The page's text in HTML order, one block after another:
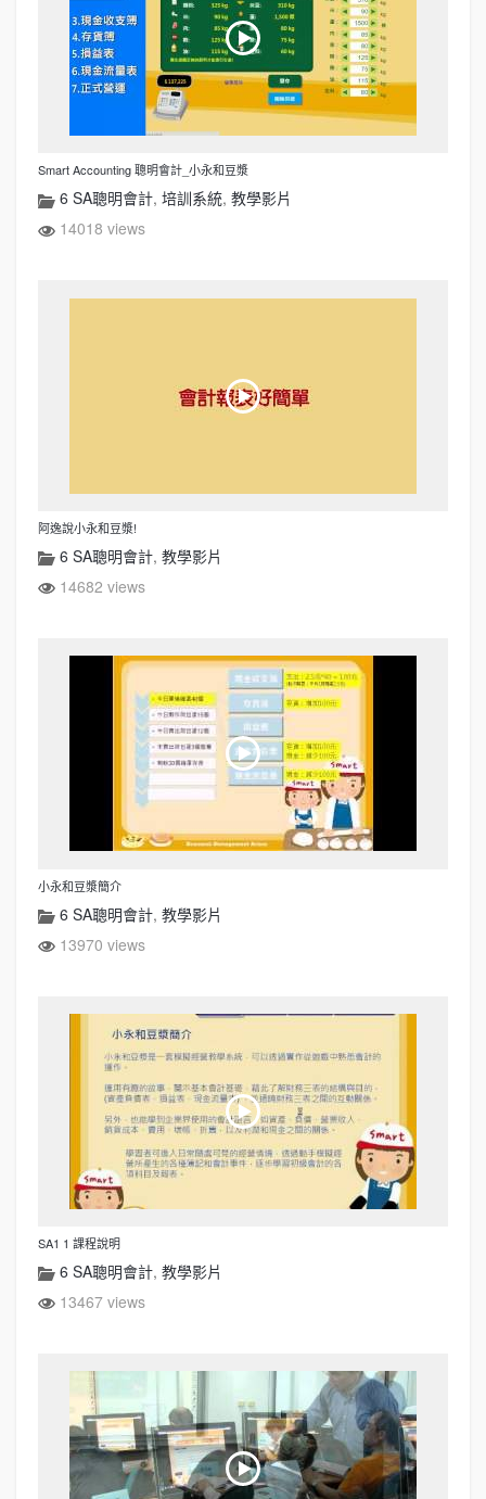
Smart Accounting 聰明會計_小永和豆漿
6 SA聰明會計, 培訓系統, 教學影片
14018 views
阿逸說小永和豆漿!
6 SA聰明會計, 教學影片
14682 views
小永和豆漿簡介
6 SA聰明會計, 教學影片
13970 views
SA1 1 課程說明
6 SA聰明會計, 教學影片
13467 views